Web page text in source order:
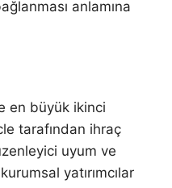
anlamına
en büyük ikinci
tarafından ihraç
uyum ve
yatırımcılar